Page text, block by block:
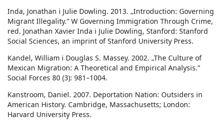
Inda, Jonathan i Julie Dowling. 2013. „Introduction: Governing
Migrant Illegality.” W Governing Immigration Through Crime,
red. Jonathan Xavier Inda i Julie Dowling, Stanford: Stanford
Social Sciences, an imprint of Stanford University Press.
Kandel, William i Douglas S. Massey. 2002. „The Culture of
Mexican Migration: A Theoretical and Empirical Analysis.”
Social Forces 80 (3): 981–1004.
Kanstroom, Daniel. 2007. Deportation Nation: Outsiders in
American History. Cambridge, Massachusetts; London:
Harvard University Press.